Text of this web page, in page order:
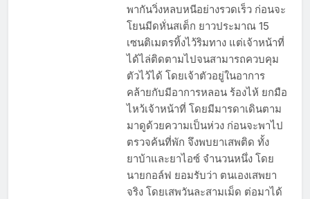
พากันวิ่งหลบหนีอย่างรวดเร็ว ก่อนจะ
โยนมีดหั่นสเต็ก ยาวประมาณ 15
เซนติเมตรทิ้งไว้ริมทาง แต่เจ้าหน้าที่
ได้ไล่ติดตามไปจนสามารถควบคุม
ตัวไว้ได้ โดยเจ้าตัวอยู่ในอาการ
คล้ายกับมีอาการหลอน ร้องไห้ ยกมือ
ไหว้เจ้าหน้าที่ โดยมีมารดาเดินตาม
มาดูด้วยความเป็นห่วง ก่อนจะพาไป
ตรวจค้นที่พัก จึงพบยาเสพติด ทั้ง
ยาบ้าและยาไอซ์ จำนวนหนึ่ง โดย
นายกอล์ฟ ยอมรับว่า ตนเองเสพยา
จริง โดยเสพวันละสามเม็ด ต่อมาได้